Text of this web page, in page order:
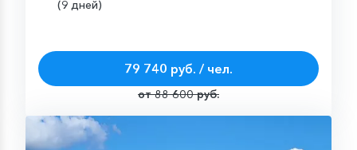
(9 дней)
79 740 руб. / чел.
от 88 600 руб.